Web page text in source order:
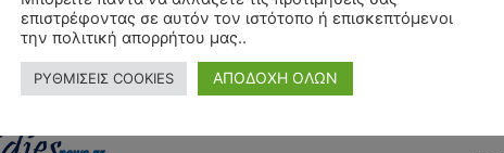
επιστρέφοντας σε αυτόν τον ιστότοπο ή επισκεπτόμενοι
την πολιτική απορρήτου μας..
ΡΥΘΜΙΣΕΙΣ COOKIES ΑΠΟΔΟΧΗ ΟΛΩΝ